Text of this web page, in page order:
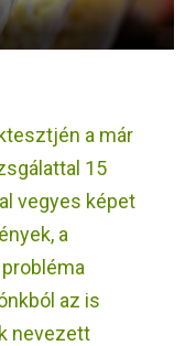
a már
15
vegyes képet
a
az is
nevezett